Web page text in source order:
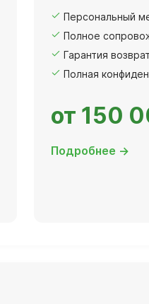
Персональный
Полное
Гарантия
Полная
от 150
Подробнее →